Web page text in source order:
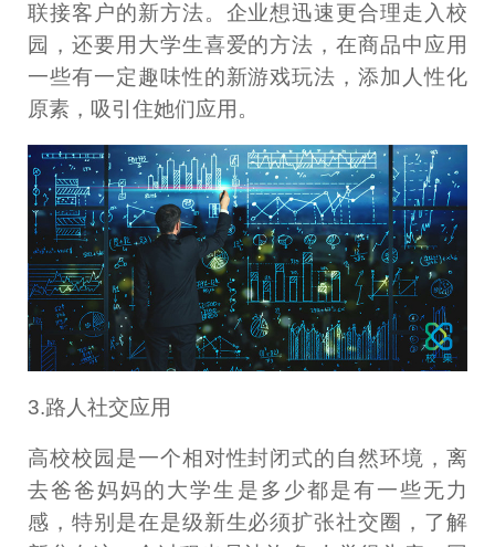
联接客户的新方法。企业想迅速更合理走入校
园，还要用大学生喜爱的方法，在商品中应用
一些有一定趣味性的新游戏玩法，添加人性化
原素，吸引住她们应用。
3.路人社交应用
高校校园是一个相对性封闭式的自然环境，离
去爸爸妈妈的大学生是多少都是有一些无力
感，特别是在是级新生必须扩张社交圈，了解